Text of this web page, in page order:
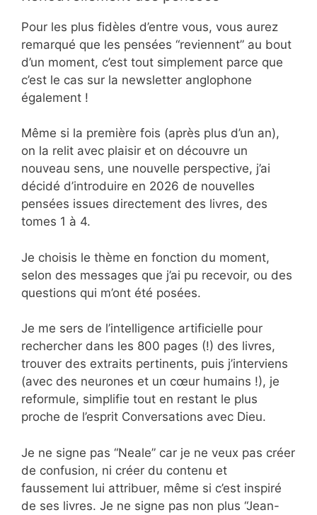
Pour les plus fidèles d’entre vous, vous aurez
remarqué que les pensées “reviennent” au bout
d’un moment, c’est tout simplement parce que
c’est le cas sur la newsletter anglophone
également !
Même si la première fois (après plus d’un an),
on la relit avec plaisir et on découvre un
nouveau sens, une nouvelle perspective, j’ai
décidé d’introduire en 2026 de nouvelles
pensées issues directement des livres, des
tomes 1 à 4.
Je choisis le thème en fonction du moment,
selon des messages que j’ai pu recevoir, ou des
questions qui m’ont été posées.
Je me sers de l’intelligence artificielle pour
rechercher dans les 800 pages (!) des livres,
trouver des extraits pertinents, puis j’interviens
(avec des neurones et un cœur humains !), je
reformule, simplifie tout en restant le plus
proche de l’esprit Conversations avec Dieu.
Je ne signe pas “Neale” car je ne veux pas créer
de confusion, ni créer du contenu et
faussement lui attribuer, même si c’est inspiré
de ses livres. Je ne signe pas non plus “Jean-